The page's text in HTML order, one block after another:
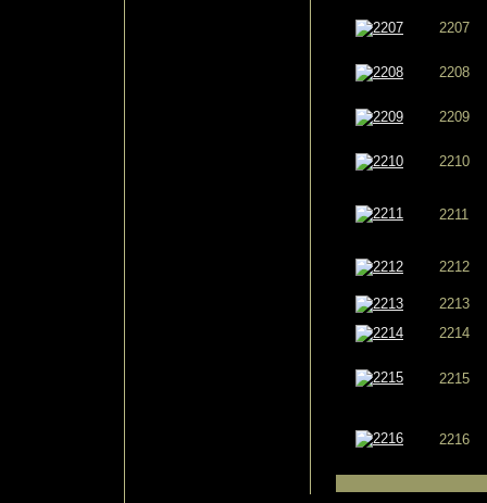
2207
2208
2209
2210
2211
2212
2213
2214
2215
2216